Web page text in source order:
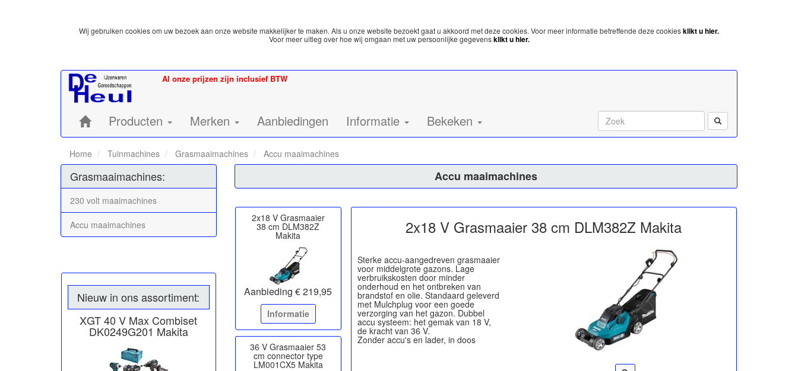
Wij gebruiken cookies om uw bezoek aan onze website makkelijker te maken. Als u onze website bezoekt gaat u akkoord met deze cookies. Voor meer informatie betreffende deze cookiesklikt u hier.
Voor meer uitleg over hoe wij omgaan met uw persoonlijke gegevensklikt u hier.
Al onze prijzen zijn inclusief BTW
Home:Producten Merken Aanbiedingen Informatie Bekeken
Home Tuinmachines Grasmaaimachines Accu maaimachines
Grasmaaimachines:
230 volt maaimachines
Accu maaimachines
Nieuw in ons assortiment:
XGT 40 V Max Combiset
DK0249G201 Makita
Accu maaimachines
2x18 V Grasmaaier
38 cm DLM382Z
Makita
Aanbieding € 219,95
Informatie
36 V Grasmaaier 53
cm connector type
LM001CX5 Makita
2x18 V Grasmaaier 38 cm DLM382Z Makita
Sterke accu-aangedreven grasmaaier
voor middelgrote gazons. Lage
verbruikskosten door minder
onderhoud en het ontbreken van
brandstof en olie. Standaard geleverd
met Mulchplug voor een goede
verzorging van het gazon. Dubbel
accu systeem: het gemak van 18 V,
de kracht van 36 V.
Zonder accu's en lader, in doos